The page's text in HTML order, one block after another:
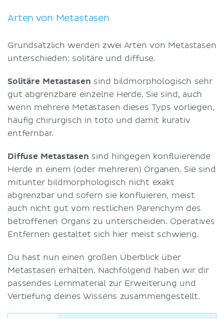
Arten von Metastasen
Grundsätzlich werden zwei Arten von Metastasen
unterschieden: solitäre und diffuse.
Solitäre Metastasen sind bildmorphologisch sehr
gut abgrenzbare einzelne Herde. Sie sind, auch
wenn mehrere Metastasen dieses Typs vorliegen,
häufig chirurgisch in toto und damit kurativ
entfernbar.
Diffuse Metastasen sind hingegen konfluierende
Herde in einem (oder mehreren) Organen. Sie sind
mitunter bildmorphologisch nicht exakt
abgrenzbar und sofern sie konfluieren, meist
auch nicht gut vom restlichen Parenchym des
betroffenen Organs zu unterscheiden. Operatives
Entfernen gestaltet sich hier meist schwierig.
Du hast nun einen großen Überblick über
Metastasen erhalten. Nachfolgend haben wir dir
passendes Lernmaterial zur Erweiterung und
Vertiefung deines Wissens zusammengestellt.